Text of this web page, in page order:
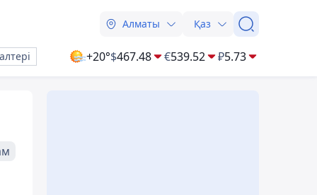
Алматы Қаз
+20°$467.48 €539.52 ₽5.73